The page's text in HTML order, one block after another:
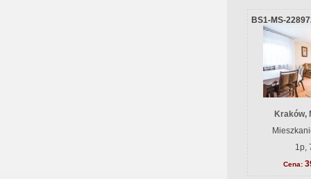
BS1-MS-
Kraków,
1p,
Cena: